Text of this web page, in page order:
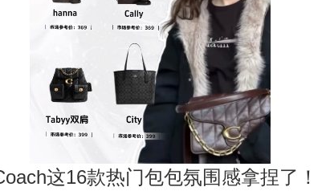
这16款热门包包氛围感拿捏了！